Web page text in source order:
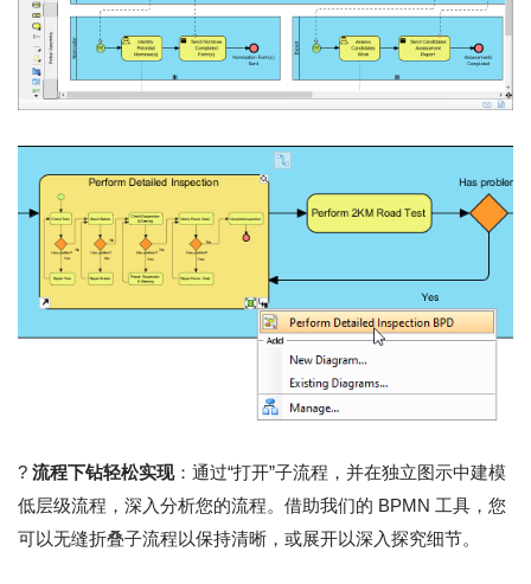
? 流程下钻轻松实现：通过“打开”子流程，并在独立图示中建模
低层级流程，深入分析您的流程。借助我们的 BPMN 工具，您
可以无缝折叠子流程以保持清晰，或展开以深入探究细节。